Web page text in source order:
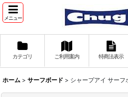
メニュー
カテゴリ ご利用案内 特商法表示
ホーム > サーフボード > シャープアイ サーフ